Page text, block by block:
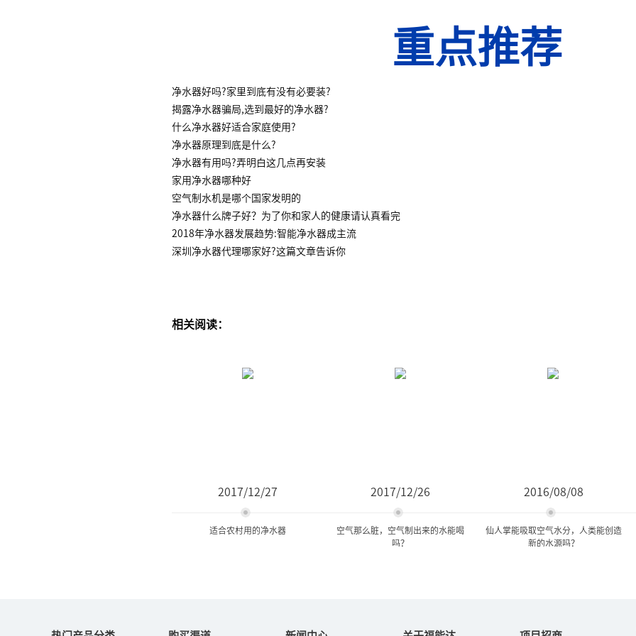
重点推荐
净水器好吗?家里到底有没有必要装?
揭露净水器骗局,选到最好的净水器?
什么净水器好适合家庭使用?
净水器原理到底是什么?
净水器有用吗?弄明白这几点再安装
家用净水器哪种好
空气制水机是哪个国家发明的
净水器什么牌子好？为了你和家人的健康请认真看完
2018年净水器发展趋势:智能净水器成主流
深圳净水器代理哪家好?这篇文章告诉你
相关阅读：
2017/12/27
适合农村用的净水器
2017/12/26
空气那么脏，空气制出来的水能喝
吗？
2016/08/08
仙人掌能吸取空气水分，人类能创造
新的水源吗？